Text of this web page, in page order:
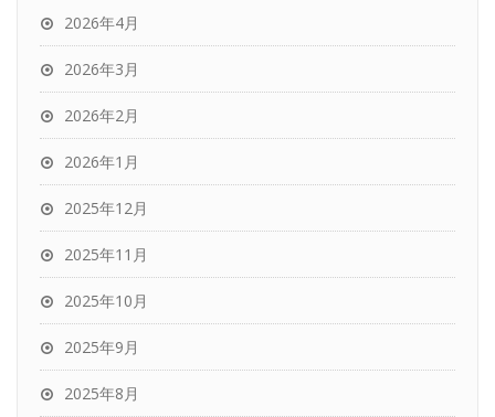
2026年4月
2026年3月
2026年2月
2026年1月
2025年12月
2025年11月
2025年10月
2025年9月
2025年8月